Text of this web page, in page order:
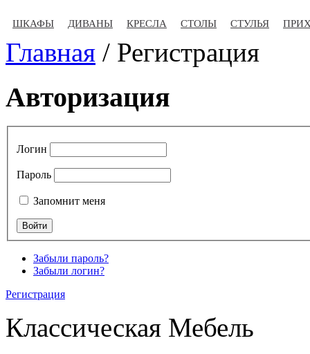
ШКАФЫ ДИВАНЫ КРЕСЛА СТОЛЫ СТУЛЬЯ
Главная / Регистрация
Авторизация
Логин
Пароль
Запомнит меня
Забыли пароль?
Забыли логин?
Регистрация
Классическая Мебель